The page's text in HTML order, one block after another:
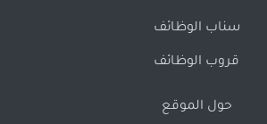
سناب الوظائف
قروب الوظائف
حول الموقع